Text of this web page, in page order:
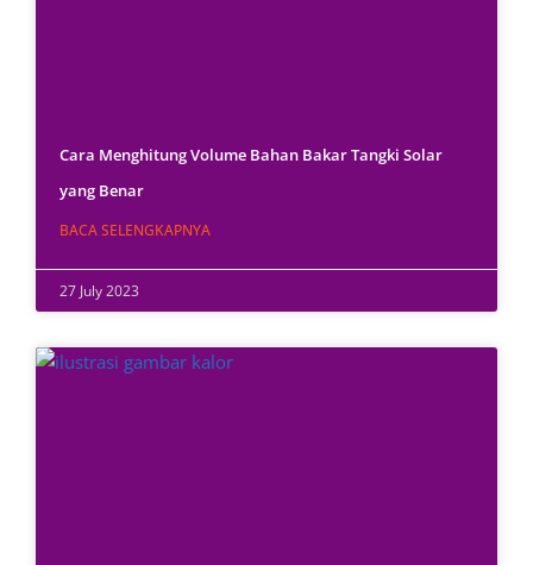
Cara Menghitung Volume Bahan Bakar Tangki Solar
yang Benar
BACA SELENGKAPNYA
27 July 2023